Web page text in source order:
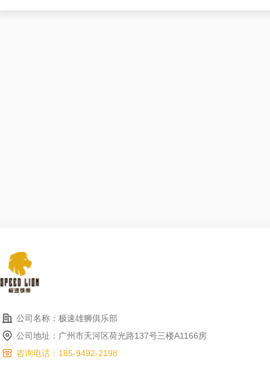
公司名称：极速雄狮俱乐部
公司地址：广州市天河区荷光路137号三楼A1166房
咨询电话：185-9492-2198